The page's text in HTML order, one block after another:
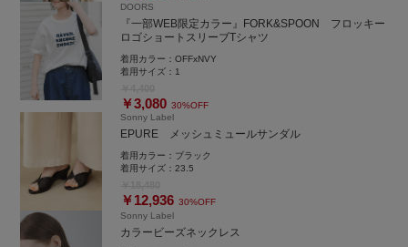
『@845nacxx』で検索すると
LINEのお友達追加が可能です。
DOORS
『一部WEB限定カラー』FORK&SPOON フロッキー
ロゴショートスリーブTシャツ
着用カラー：OFFxNVY
着用サイズ： 1
￥3,080 30%OFF
Sonny Label
EPURE メッシュミュールサンダル
着用カラー： ブラック
着用サイズ：23.5
￥12,936 30%OFF
Sonny Label
カラービーズネックレス